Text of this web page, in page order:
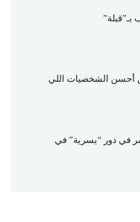
بـ”قبلة”
من أحسن الشخصيات اللي
في دور “يسرية” في